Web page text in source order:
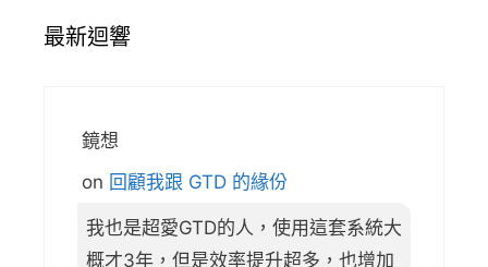
最新迴響
鏡想
on 回顧我跟 GTD 的緣份
我也是超愛GTD的人，使用這套系統大
概才3年，但是效率提升超多，也增加